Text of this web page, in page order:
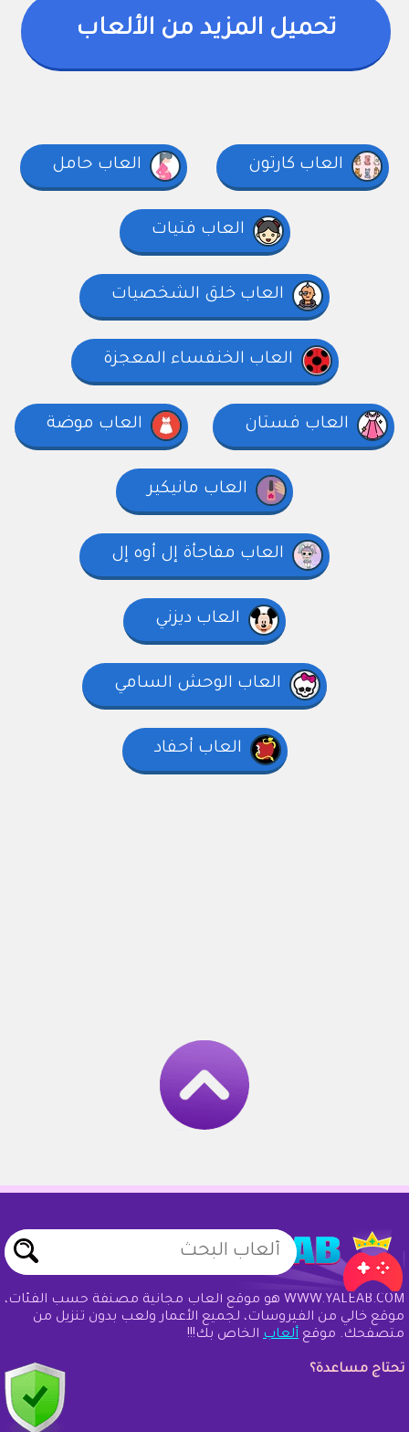
تحميل المزيد من الألعاب
العاب كارتون العاب حامل
العاب فتيات
العاب خلق الشخصيات
العاب الخنفساء المعجزة
العاب فستان العاب موضة
العاب مانيكير
العاب مفاجأة إل أوه إل
العاب ديزني
العاب الوحش السامي
العاب أحفاد
WWW.YALEAB.COM هو موقع ألعاب مجانية مصنفة حسب الفئات،
موقع خالي من الفيروسات، لجميع الأعمار ولعب بدون تنزيل من
متصفحك. موقع ألعاب الخاص بك!!!
تحتاج مساعدة؟